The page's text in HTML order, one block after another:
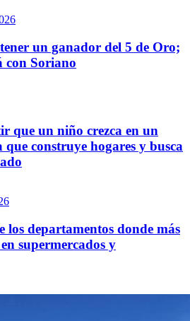
un ganador del 5 de Oro;
con Soriano
que un niño crezca en un
construye hogares y busca
los departamentos donde más
supermercados y